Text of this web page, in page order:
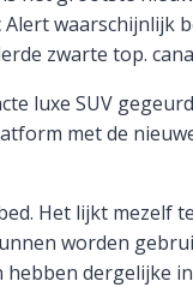
waarschijnlijk
zwarte top.
luxe SUV
met de
Het lijkt mezelf
worden
dergelijke